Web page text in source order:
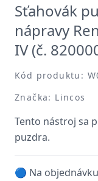
Sťahovák
nápravy
IV (č.
Kód produktu:
Značka: Lincos
Tento nástroj sa
puzdra.
🔵 Na